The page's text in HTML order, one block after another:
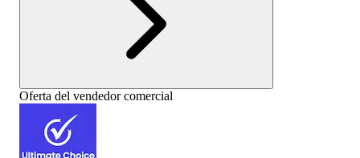
Oferta del vendedor comercial